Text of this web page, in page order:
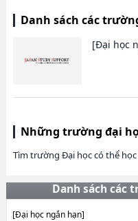
Danh sách các
[Đại học
Những trường đại
Tìm trường Đại học có thể
Danh sách các
[Đại học ngắn hạn]